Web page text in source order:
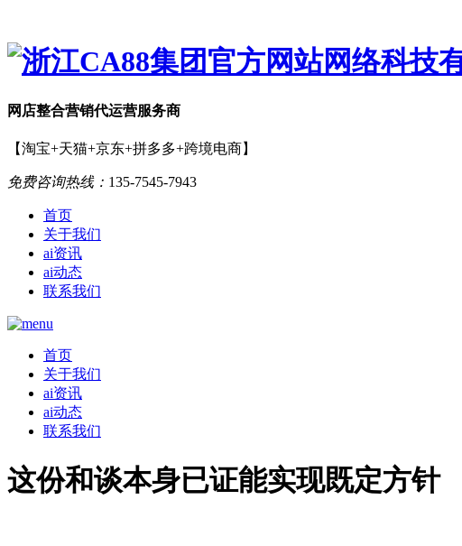
网店整合营销代运营服务商
【淘宝+天猫+京东+拼多多+跨境电商】
免费咨询热线： 135-7545-7943
首页
关于我们
ai资讯
ai动态
联系我们
首页
关于我们
ai资讯
ai动态
联系我们
这份和谈本身已证能实现既定方针